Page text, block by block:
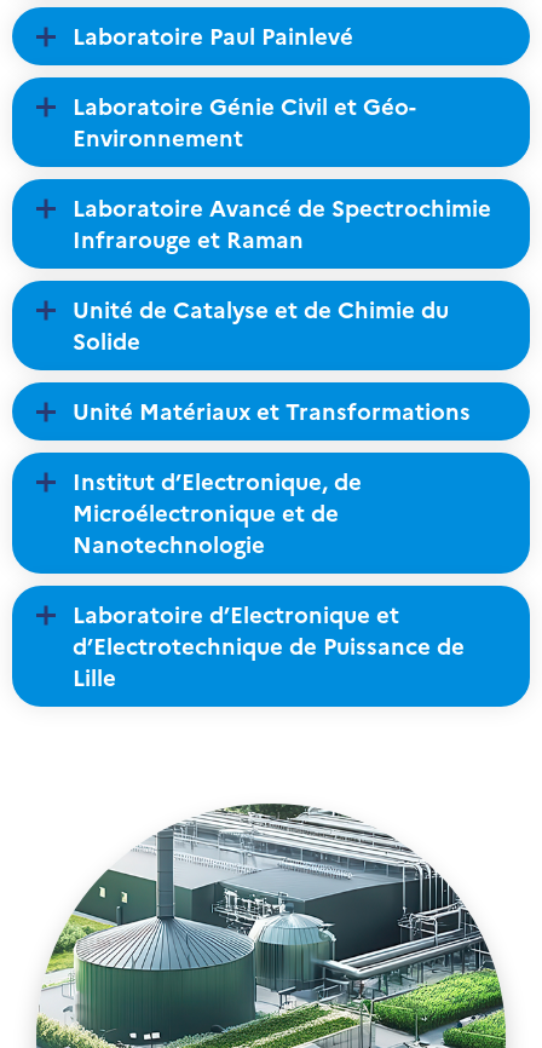
Laboratoire Paul Painlevé
Laboratoire Génie Civil et Géo-
Environnement
Laboratoire Avancé de Spectrochimie
Infrarouge et Raman
Unité de Catalyse et de Chimie du
Solide
Unité Matériaux et Transformations
Institut d’Electronique, de
Microélectronique et de
Nanotechnologie
Laboratoire d’Electronique et
d’Electrotechnique de Puissance de
Lille